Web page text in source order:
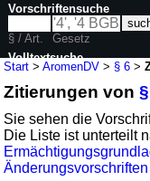
Start >AromenDV > § 6 >
Zitierungen von
Sie sehen die
Die Liste ist unterteilt
Änderungsvorschriften
Vorschriftensuche
§ / Art.
Gesetz
Volltextsuche
nur in AromenDV